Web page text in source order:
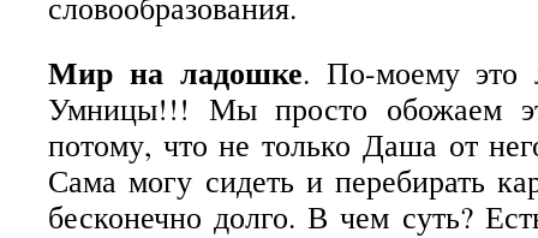
Мир на ладошке. По-моему это
Умницы!!! Мы просто обожаем
потому, что не только Даша от
Сама могу сидеть и перебирать
бесконечно долго. В чем суть?